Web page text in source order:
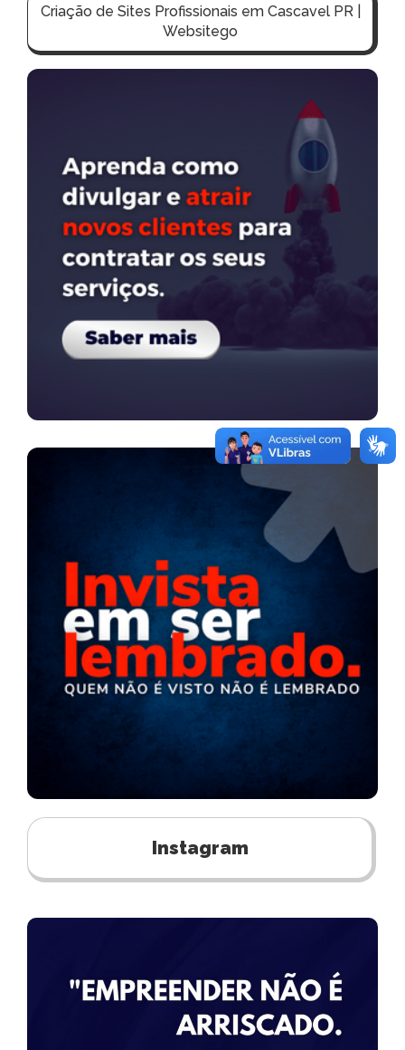
Criação de Sites Profissionais em Cascavel PR |
Websitego
Instagram